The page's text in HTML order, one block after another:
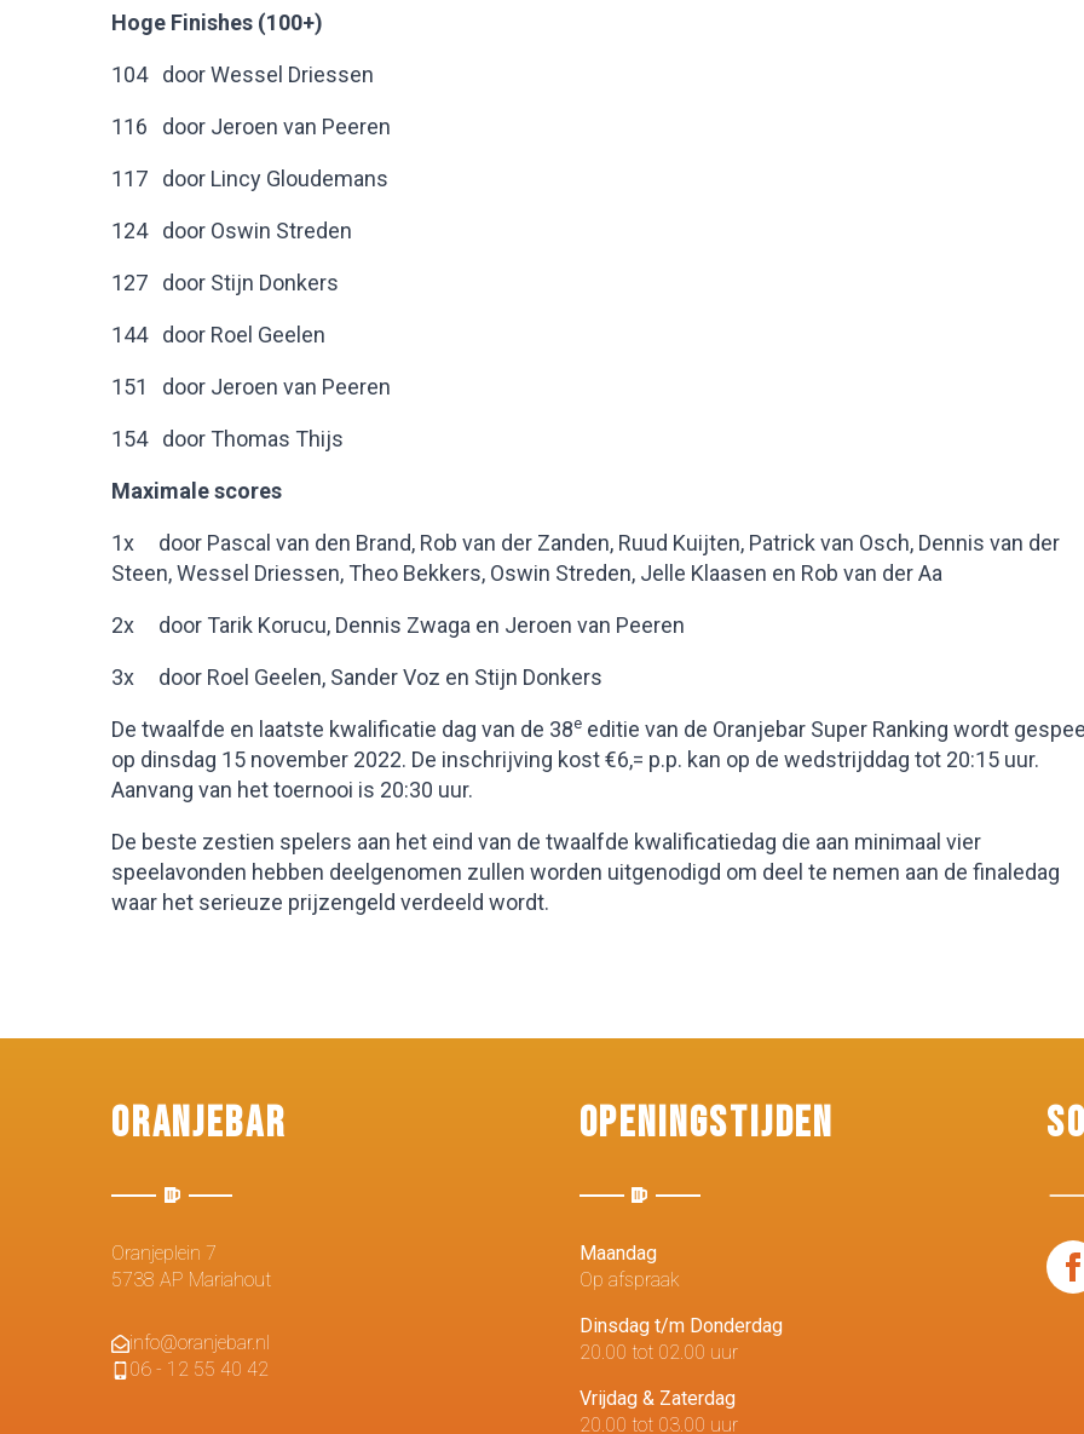
Hoge Finishes (100+)
104 door Wessel Driessen
116 door Jeroen van Peeren
117 door Lincy Gloudemans
124 door Oswin Streden
127 door Stijn Donkers
144 door Roel Geelen
151 door Jeroen van Peeren
154 door Thomas Thijs
Maximale scores
1x door Pascal van den Brand, Rob van der Zanden, Ruud Kuijten, Patrick van Osch, Dennis van der
Steen, Wessel Driessen, Theo Bekkers, Oswin Streden, Jelle Klaasen en Rob van der Aa
2x door Tarik Korucu, Dennis Zwaga en Jeroen van Peeren
3x door Roel Geelen, Sander Voz en Stijn Donkers
De twaalfde en laatste kwalificatie dag van de 38e editie van de Oranjebar Super Ranking wordt
op dinsdag 15 november 2022. De inschrijving kost €6,= p.p. kan op de wedstrijddag tot 20:15 uur.
Aanvang van het toernooi is 20:30 uur.
De beste zestien spelers aan het eind van de twaalfde kwalificatiedag die aan minimaal vier
speelavonden hebben deelgenomen zullen worden uitgenodigd om deel te nemen aan de finaledag
waar het serieuze prijzengeld verdeeld wordt.
Oranjebar
Oranjeplein 7
5738 AP Mariahout
info@oranjebar.nl
06 - 12 55 40 42
Openingstijden
Maandag
Op afspraak
Dinsdag t/m Donderdag
20.00 tot 02.00 uur
Vrijdag & Zaterdag
20.00 tot 03.00 uur